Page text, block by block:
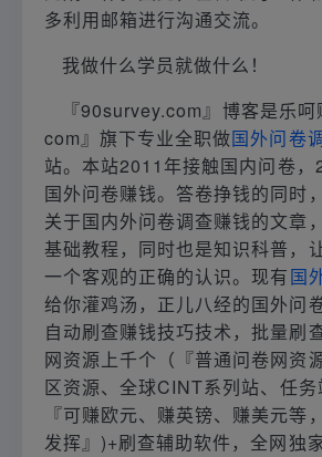
多利用邮箱进行沟通交流。
我做什么学员就做什么！
『90survey.com』博客是乐
com』旗下专业全职做国外问卷
站。本站2011年接触国内问卷
国外问卷赚钱。答卷挣钱的同时
关于国内外问卷调查赚钱的文章
基础教程，同时也是知识科普，
一个客观的正确的认识。现有国
给你灌鸡汤，正儿八经的国外问
自动刷查赚钱技巧技术，批量刷
网资源上千个（『普通问卷网资
区资源、全球CINT系列站、任
『可赚欧元、赚英镑、赚美元等
发挥』)+刷查辅助软件，全网独家